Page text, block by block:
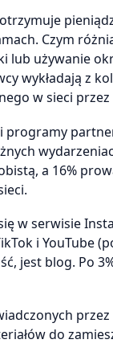
Czym
lub używanie
wykładają z
w sieci
a 16%
w serwisie
i YouTube
jest blog. Po
do